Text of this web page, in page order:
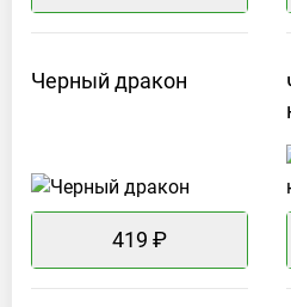
Черный дракон
419 ₽